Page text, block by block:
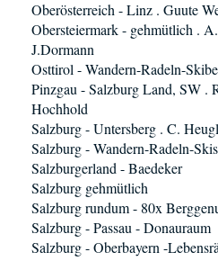
Oberösterreich - Linz . Guute
Obersteiermark - gehmütlich .
J.Dormann
Osttirol - Wandern-Radeln-
Pinzgau - Salzburg Land, SW .
Hochhold
Salzburg - Untersberg . C. Heugl
Salzburg - Wandern-Radeln-
Salzburgerland - Baedeker
Salzburg gehmütlich
Salzburg rundum - 80x
Salzburg - Passau - Donauraum
Salzburg - Oberbayern -